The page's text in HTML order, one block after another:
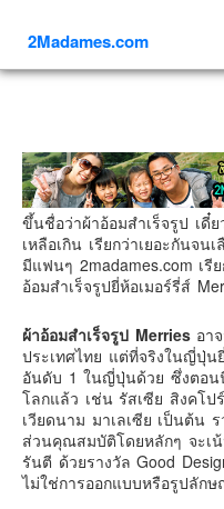
2Madames.com
ภาคใต้
ภาคตะวันออก
ภาคกลาง
ภาคตะวันตก
ภาคอีสาน
ทริปต่างประเทศ
ยุโรป
รัสเซีย
อิตาลี
ตุรกี-ตุรเคีย
ขึ้นชื่อว่าผ้าอ้อมสำเร็จรูป เดี๋
เหลือเกิน เรียกว่าเยอะกันจน
มีแฟนๆ 2madames.com เรี
อ้อมสำเร็จรูปยี่ห้อเมอร์รี่ส์
ผ้าอ้อมสำเร็จรูป Merriesอาจ
ประเทศไทย แต่ที่จริงในญี่ปุ่
อันดับ 1 ในญี่ปุ่นด้วย ซึ่งตอน
โลกแล้ว เช่น รัสเซีย สิงคโ
เวียดนาม มาเลเซีย เป็นต้น
ส่วนคุณสมบัติโดยหลักๆ จะเ
รันตี ด้วยรางวัล Good
ไม่ใช่การออกแบบหรือรูปลัก